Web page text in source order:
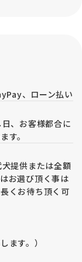
、必ずお迎え
、ローン払い
、お客様都合に
す。
提供または全額
お選び頂く事は
くお待ち頂く可
ます。）